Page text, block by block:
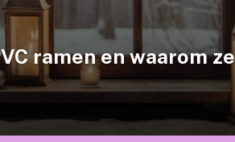
ramen en waarom ze